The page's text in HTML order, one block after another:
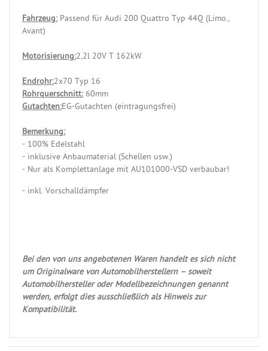
Fahrzeug:Passend für Audi 200 Quattro Typ 44Q (Limo.,
Avant)
Motorisierung:2,2l 20V T 162kW
Endrohr:2x70 Typ 16
Rohrquerschnitt:60mm
Gutachten:EG-Gutachten (eintragungsfrei)
Bemerkung:
- 100% Edelstahl
- inklusive Anbaumaterial (Schellen usw.)
- Nur als Komplettanlage mit AU101000-VSD verbaubar!
- inkl. Vorschalldämpfer
Bei den von uns angebotenen Waren handelt es sich nicht
um Originalware von Automobilherstellern – soweit
Automobilhersteller oder Modellbezeichnungen genannt
werden, erfolgt dies ausschließlich als Hinweis zur
Kompatibilität.